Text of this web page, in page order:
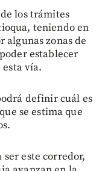
los trámites
teniendo en
algunas zonas de
establecer
vía.
definir cuál es
se estima que
ser este corredor,